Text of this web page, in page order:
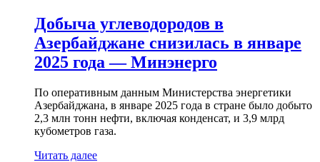
Добыча углеводородов в
Азербайджане снизилась в январе
2025 года — Минэнерго
По оперативным данным Министерства энергетики
Азербайджана, в январе 2025 года в стране было добыто
2,3 млн тонн нефти, включая конденсат, и 3,9 млрд
кубометров газа.
Читать далее